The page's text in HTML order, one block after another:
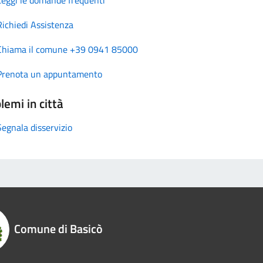
Assistenza
il comune +39 0941 85000
un appuntamento
in città
disservizio
Comune di Basicò